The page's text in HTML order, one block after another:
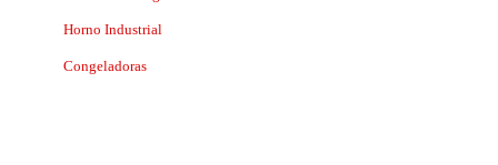
Horno Industrial
Congeladoras